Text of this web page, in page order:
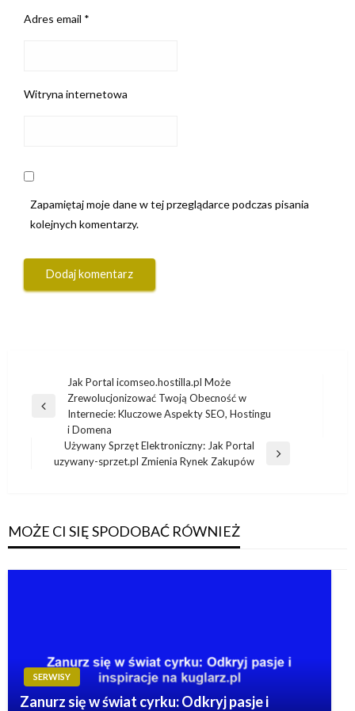
Adres email *
Witryna internetowa
Zapamiętaj moje dane w tej przeglądarce podczas pisania
kolejnych komentarzy.
Nawigacja
wpisu
Poprzedni
Jak Portal icomseo.hostilla.pl Może
Zrewolucjonizować Twoją Obecność w
Internecie: Kluczowe Aspekty SEO, Hostingu
i Domena
Następny
Używany Sprzęt Elektroniczny: Jak Portal
uzywany-sprzet.pl Zmienia Rynek Zakupów
MOŻE CI SIĘ SPODOBAĆ RÓWNIEŻ
SERWISY
Zanurz się w świat cyrku: Odkryj pasje i